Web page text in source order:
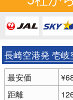
長崎空港発 壱
最安価
距離